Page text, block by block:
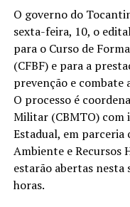
O governo do
sexta-feira, 10, o
para o Curso de
(CFBF) e para a
prevenção e combate
O processo é
Militar (CBMTO) com
Estadual, em parceria
Ambiente e Recursos
estarão abertas
horas.